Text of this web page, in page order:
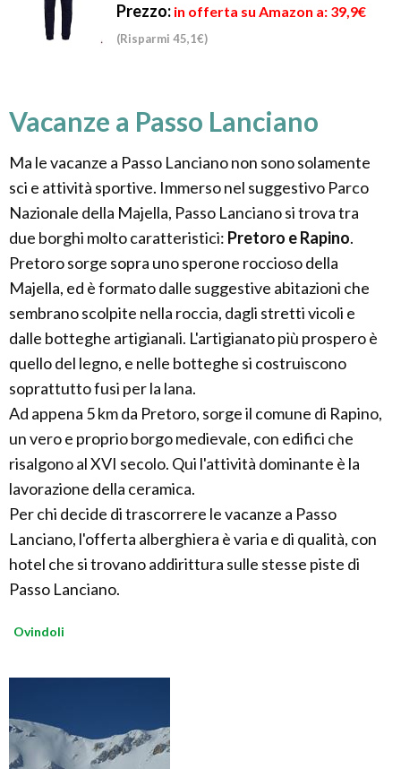
Prezzo: in offerta su Amazon a: 39,9€
(Risparmi 45,1€)
Vacanze a Passo Lanciano
Ma le vacanze a Passo Lanciano non sono solamente
sci e attività sportive. Immerso nel suggestivo Parco
Nazionale della Majella, Passo Lanciano si trova tra
due borghi molto caratteristici: Pretoro e Rapino.
Pretoro sorge sopra uno sperone roccioso della
Majella, ed è formato dalle suggestive abitazioni che
sembrano scolpite nella roccia, dagli stretti vicoli e
dalle botteghe artigianali. L'artigianato più prospero è
quello del legno, e nelle botteghe si costruiscono
soprattutto fusi per la lana.
Ad appena 5 km da Pretoro, sorge il comune di Rapino,
un vero e proprio borgo medievale, con edifici che
risalgono al XVI secolo. Qui l'attività dominante è la
lavorazione della ceramica.
Per chi decide di trascorrere le vacanze a Passo
Lanciano, l'offerta alberghiera è varia e di qualità, con
hotel che si trovano addirittura sulle stesse piste di
Passo Lanciano.
Ovindoli